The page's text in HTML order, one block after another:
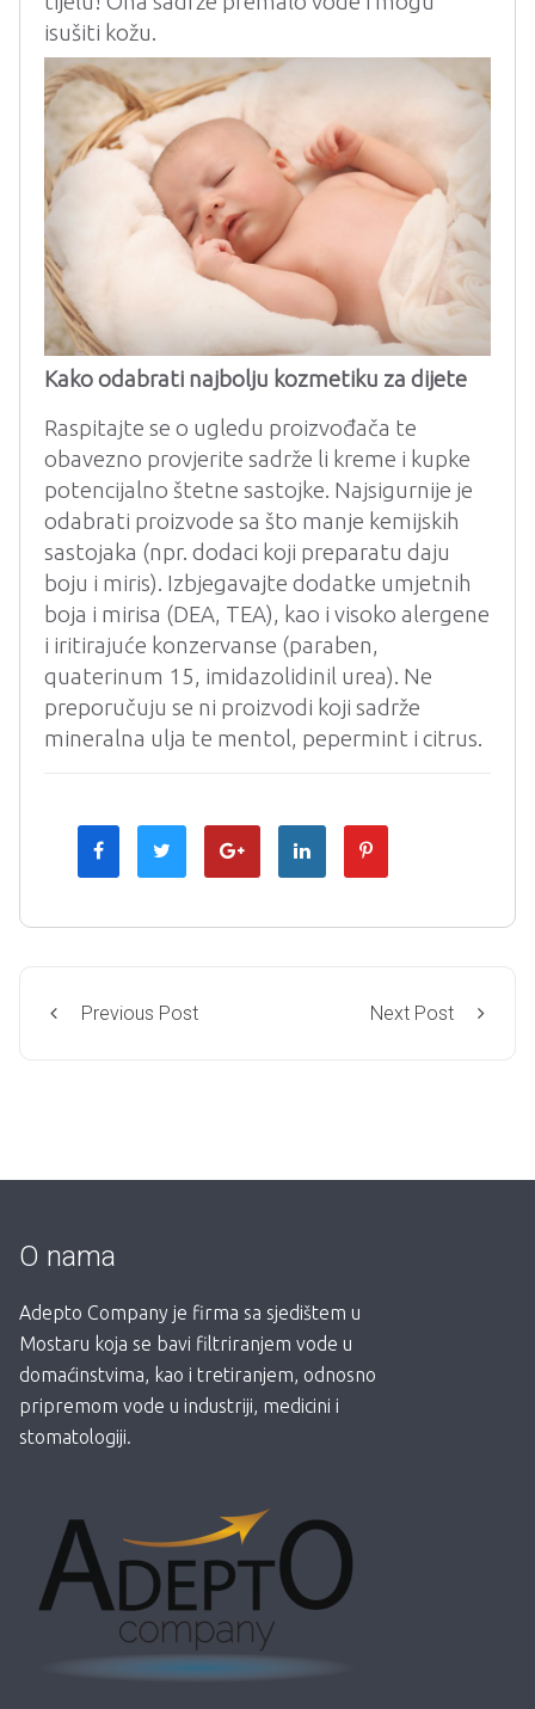
isušiti kožu.
Kako odabrati najbolju kozmetiku za dijete
Raspitajte se o ugledu proizvođača te
obavezno provjerite sadrže li kreme i kupke
potencijalno štetne sastojke. Najsigurnije je
odabrati proizvode sa što manje kemijskih
sastojaka (npr. dodaci koji preparatu daju
boju i miris). Izbjegavajte dodatke umjetnih
boja i mirisa (DEA, TEA), kao i visoko alergene
i iritirajuće konzervanse (paraben,
quaterinum 15, imidazolidinil urea). Ne
preporučuju se ni proizvodi koji sadrže
mineralna ulja te mentol, pepermint i citrus.
Previous Post Next Post
O nama
Adepto Company je firma sa sjedištem u
Mostaru koja se bavi filtriranjem vode u
domaćinstvima, kao i tretiranjem, odnosno
pripremom vode u industriji, medicini i
stomatologiji.